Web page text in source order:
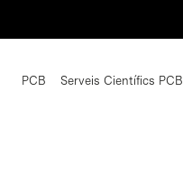
PCB Serveis Científics PCB